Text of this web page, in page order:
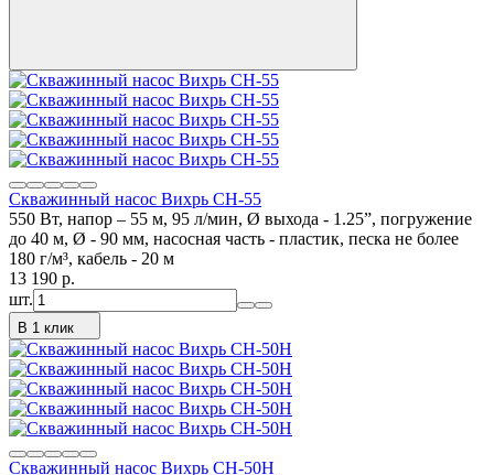
Скважинный насос Вихрь СН-55
550 Вт, напор – 55 м, 95 л/мин, Ø выхода - 1.25”, погружение
до 40 м, Ø - 90 мм, насосная часть - пластик, песка не более
180 г/м³, кабель - 20 м
13 190 p.
шт.
В 1 клик
Скважинный насос Вихрь СН-50Н